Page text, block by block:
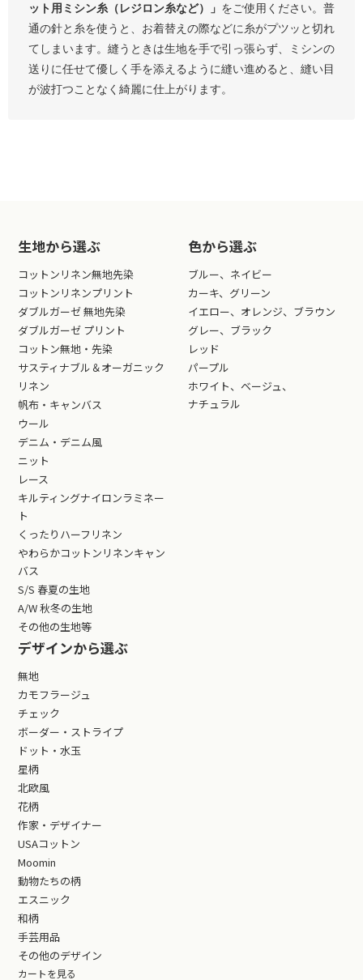
ット用ミシン糸（レジロン糸など）」 をご使用ください。普
通の針と糸を使うと、お着替えの際などに糸がプツッと切れ
てしまいます。縫うときは生地を手で引っ張らず、ミシンの
送りに任せて優しく手を添えるように縫い進めると、縫い目
が波打つことなく綺麗に仕上がります。
生地から選ぶ
コットンリネン無地先染
コットンリネンプリント
ダブルガーゼ 無地先染
ダブルガーゼ プリント
コットン無地・先染
サスティナブル＆オーガニック
リネン
帆布・キャンバス
ウール
デニム・デニム風
ニット
レース
キルティングナイロンラミネー
ト
くったりハーフリネン
やわらかコットンリネンキャン
バス
S/S 春夏の生地
A/W 秋冬の生地
その他の生地等
色から選ぶ
ブルー、ネイビー
カーキ、グリーン
イエロー、オレンジ、ブラウン
グレー、ブラック
レッド
パープル
ホワイト、ベージュ、
ナチュラル
デザインから選ぶ
無地
カモフラージュ
チェック
ボーダー・ストライプ
ドット・水玉
星柄
北欧風
花柄
作家・デザイナー
USAコットン
Moomin
動物たちの柄
エスニック
和柄
手芸用品
その他のデザイン
カートを見る